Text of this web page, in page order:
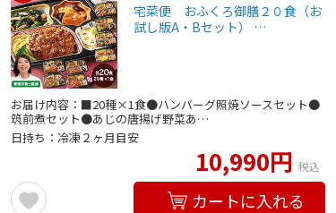
宅菜便 おふくろ御膳２０食（お
試し版A・Bセット） …
お届け内容：■20種×1食●ハンバーグ照焼ソースセット●
筑前煮セット●あじの唐揚げ野菜あ…
日持ち：冷凍２ヶ月目安
10,990円 税込
カートに入れる